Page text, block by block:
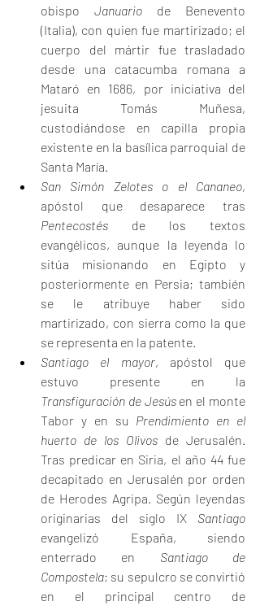
obispo Januario de Benevento
(Italia), con quien fue martirizado; el
cuerpo del mártir fue trasladado
desde una catacumba romana a
Mataró en 1686, por iniciativa del
jesuita Tomás Muñesa,
custodiándose en capilla propia
existente en la basílica parroquial de
Santa María.
San Simón Zelotes o el Cananeo,
Pentecostés de los textos
evangélicos, aunque la leyenda lo
sitúa misionando en Egipto y
posteriormente en Persia; también
se le atribuye haber sido
martirizado, con sierra como la que
se representa en la patente.
Santiago el mayor, apóstol que
Transfiguración de Jesús en el monte
Tabor y en su Prendimiento en el
huerto de los Olivos de Jerusalén.
Tras predicar en Siria, el año 44 fue
decapitado en Jerusalén por orden
de Herodes Agripa. Según leyendas
originarias del siglo IX Santiago
evangelizó España, siendo
enterrado en Santiago de
Compostela; su sepulcro se convirtió
en el principal centro de